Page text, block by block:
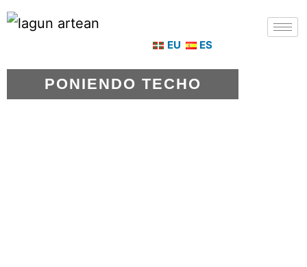
EU ES
PONIENDO TECHO